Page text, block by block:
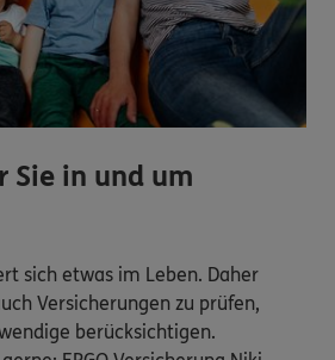
Sie in und um
sich etwas im Leben. Daher
Versicherungen zu prüfen,
berücksichtigen.